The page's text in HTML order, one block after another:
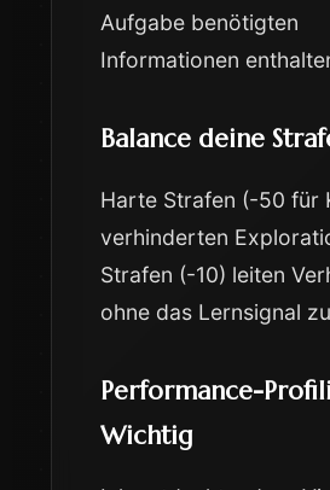
Aufgabe benötigten
Informationen
Balance deine
Harte Strafen (-50 für
verhinderten
Strafen (-10) leiten
ohne das Lernsignal
Performance-
Wichtig